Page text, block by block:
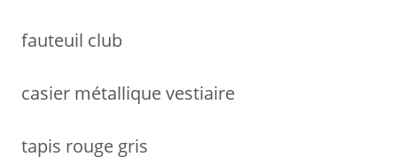
fauteuil club
casier métallique vestiaire
tapis rouge gris